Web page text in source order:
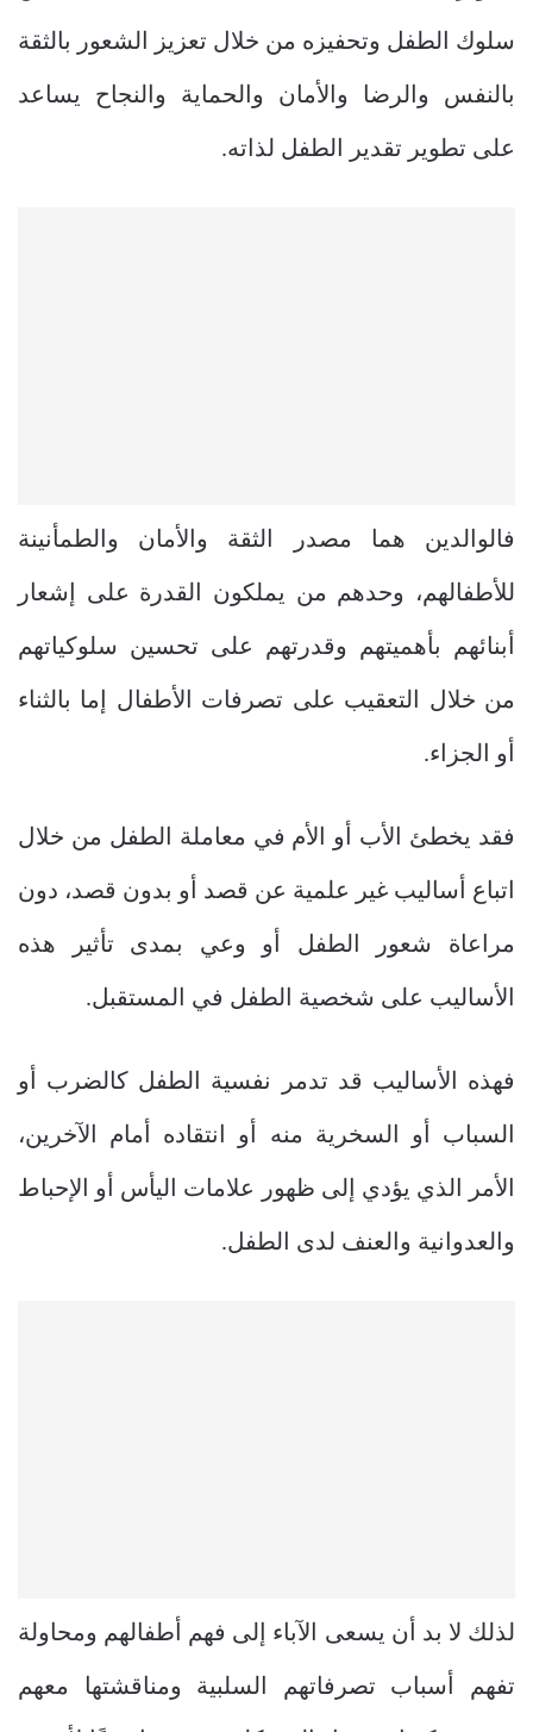
سلوك الطفل وتحفيزه من خلال تعزيز الشعور بالثقة
بالنفس والرضا والأمان والحماية والنجاح يساعد
على تطوير تقدير الطفل لذاته.
فالوالدين هما مصدر الثقة والأمان والطمأنينة
للأطفالهم، وحدهم من يملكون القدرة على إشعار
أبنائهم بأهميتهم وقدرتهم على تحسين سلوكياتهم
من خلال التعقيب على تصرفات الأطفال إما بالثناء
أو الجزاء.
فقد يخطئ الأب أو الأم في معاملة الطفل من خلال
اتباع أساليب غير علمية عن قصد أو بدون قصد، دون
مراعاة شعور الطفل أو وعي بمدى تأثير هذه
الأساليب على شخصية الطفل في المستقبل.
فهذه الأساليب قد تدمر نفسية الطفل كالضرب أو
السباب أو السخرية منه أو انتقاده أمام الآخرين،
الأمر الذي يؤدي إلى ظهور علامات اليأس أو الإحباط
والعدوانية والعنف لدى الطفل.
لذلك لا بد أن يسعى الآباء إلى فهم أطفالهم ومحاولة
تفهم أسباب تصرفاتهم السلبية ومناقشتها معهم